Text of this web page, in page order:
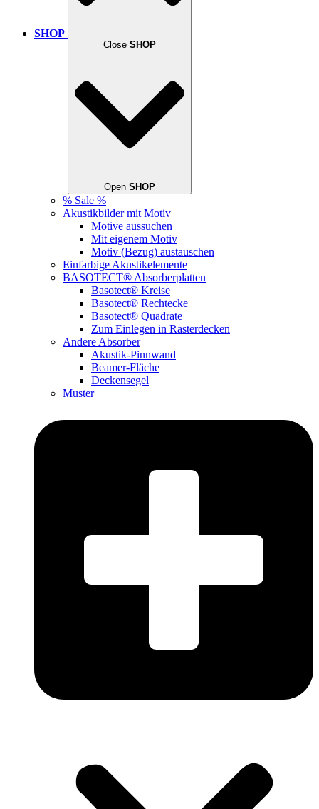
SHOP
Close SHOP
Open SHOP
% Sale %
Akustikbilder mit Motiv
Motive aussuchen
Mit eigenem Motiv
Motiv (Bezug) austauschen
Einfarbige Akustikelemente
BASOTECT® Absorberplatten
Basotect® Kreise
Basotect® Rechtecke
Basotect® Quadrate
Zum Einlegen in Rasterdecken
Andere Absorber
Akustik-Pinnwand
Beamer-Fläche
Deckensegel
Muster